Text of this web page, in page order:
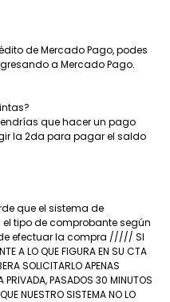
de Mercado Pago, podes
a Mercado Pago.
que hacer un pago
la 2da para pagar el saldo
que el sistema de
tipo de comprobante según
efectuar la compra ///// SI
A LO QUE FIGURA EN SU CTA
SOLICITARLO APENAS
PRIVADA, PASADOS 30 MINUTOS
NUESTRO SISTEMA NO LO